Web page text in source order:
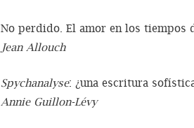
No perdido. El amor en los tiempos
Jean Allouch
Spychanalyse: ¿una escritura
Annie Guillon-Lévy